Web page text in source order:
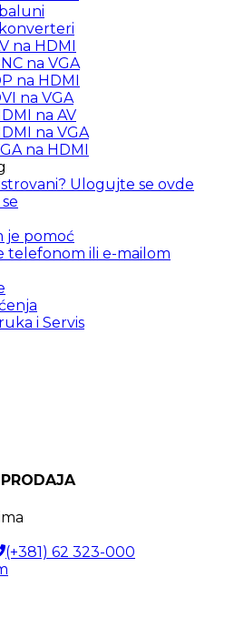
na HDMI
na VGA
na HDMI
na VGA
na AV
na VGA
na HDMI
Ulogujte se ovde
je pomoć
telefonom ili e-mailom
i Servis
PRODAJA
(+381) 62 323-000